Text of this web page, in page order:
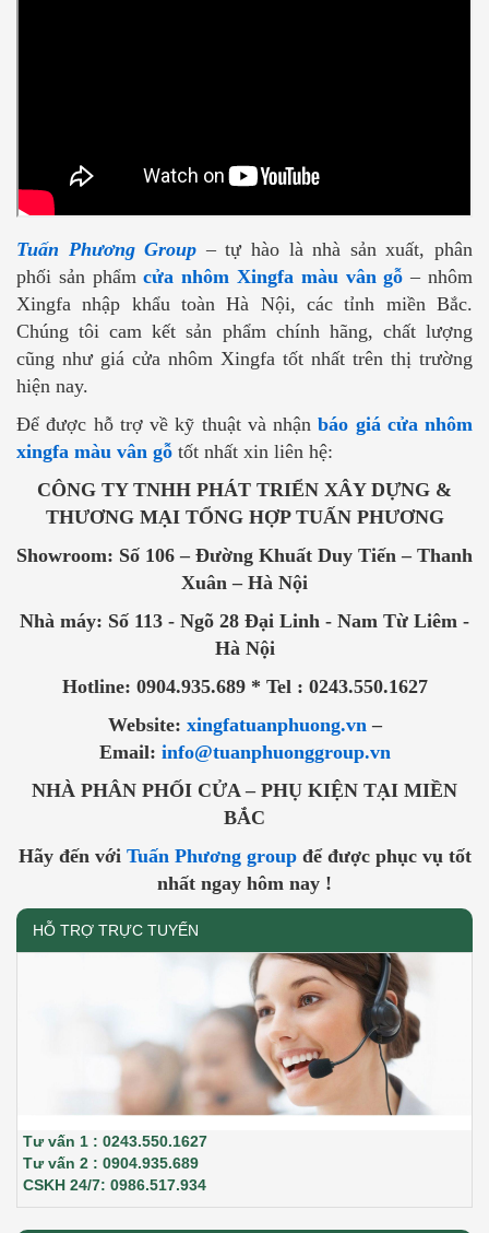
Tuấn Phương Group – tự hào là nhà sản xuất, phân
phối sản phẩmcửa nhôm Xingfa màu vân gỗ – nhôm
Xingfa nhập khẩu toàn Hà Nội, các tỉnh miền Bắc.
Chúng tôi cam kết sản phẩm chính hãng, chất lượng
cũng như giá cửa nhôm Xingfa tốt nhất trên thị trường
hiện nay.
Để được hỗ trợ về kỹ thuật và nhậnbáo giá cửa nhôm
xingfa màu vân gỗ tốt nhất xin liên hệ:
CÔNG TY TNHH PHÁT TRIỂN XÂY DỰNG &
THƯƠNG MẠI TỔNG HỢP TUẤN PHƯƠNG
Showroom: Số 106 – Đường Khuất Duy Tiến – Thanh
Xuân – Hà Nội
Nhà máy: Số 113 - Ngõ 28 Đại Linh - Nam Từ Liêm -
Hà Nội
Hotline: 0904.935.689 * Tel : 0243.550.1627
Website: xingfatuanphuong.vn –
Email: info@tuanphuonggroup.vn
NHÀ PHÂN PHỐI CỬA – PHỤ KIỆN TẠI MIỀN
BẮC
Hãy đến với Tuấn Phương groupđể được phục vụ tốt
nhất ngay hôm nay !
HỖ TRỢ TRỰC TUYẾN
Tư vấn 1 : 0243.550.1627
Tư vấn 2 : 0904.935.689
CSKH 24/7: 0986.517.934